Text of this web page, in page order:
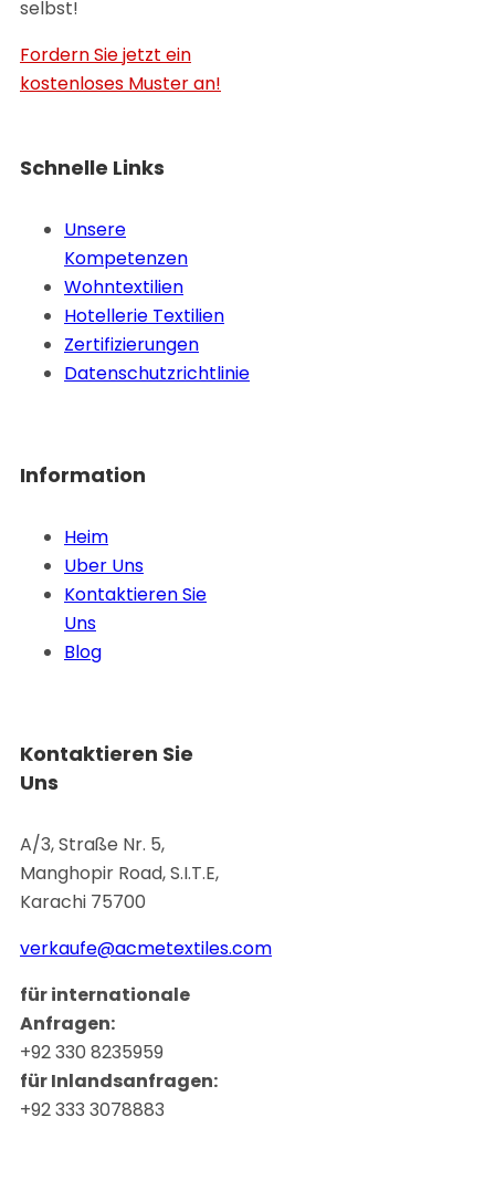
selbst!
Fordern Sie jetzt ein
kostenloses Muster an!
Schnelle Links
Unsere
Kompetenzen
Wohntextilien
Hotellerie Textilien
Zertifizierungen
Datenschutzrichtlinie
Information
Heim
Uber Uns
Kontaktieren Sie
Uns
Blog
Kontaktieren Sie
Uns
A/3, Straße Nr. 5,
Manghopir Road, S.I.T.E,
Karachi 75700
verkaufe@acmetextiles.com
für internationale
Anfragen:
+92 330 8235959
für Inlandsanfragen:
+92 333 3078883